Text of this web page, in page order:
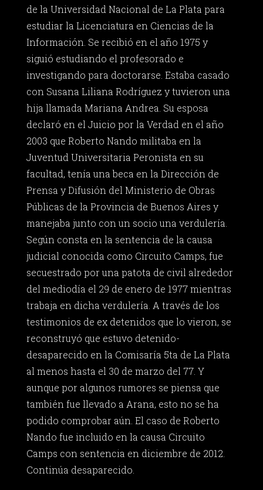
de la Universidad Nacional de La Plata para
estudiar la Licenciatura en Ciencias de la
Información. Se recibió en el año 1975 y
siguió estudiando el profesorado e
investigando para doctorarse. Estaba casado
con Susana Liliana Rodríguez y tuvieron una
hija llamada Mariana Andrea. Su esposa
declaró en el Juicio por la Verdad en el año
2003 que Roberto Nando militaba en la
Juventud Universitaria Peronista en su
facultad, tenía una beca en la Dirección de
Prensa y Difusión del Ministerio de Obras
Públicas de la Provincia de Buenos Aires y
manejaba junto con un socio una verdulería.
Según consta en la sentencia de la causa
judicial conocida como Circuito Camps, fue
secuestrado por una patota de civil alrededor
del mediodía el 29 de enero de 1977 mientras
trabaja en dicha verdulería. A través de los
testimonios de ex detenidos que lo vieron, se
reconstruyó que estuvo detenido-
desaparecido en la Comisaría 5ta de La Plata
al menos hasta el 30 de marzo del 77. Y
aunque por algunos rumores se piensa que
también fue llevado a Arana, esto no se ha
podido comprobar aún. El caso de Roberto
Nando fue incluido en la causa Circuito
Camps con sentencia en diciembre de 2012.
Continúa desaparecido.